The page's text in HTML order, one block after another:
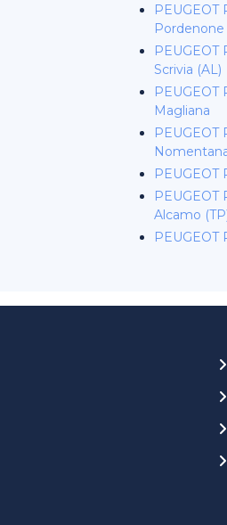
PEUGEOT
Pordenone
PEUGEOT
Scrivia (AL)
PEUGEOT
Magliana
PEUGEOT
PEUGEOT
PEUGEOT
Alcamo
PEUGEOT